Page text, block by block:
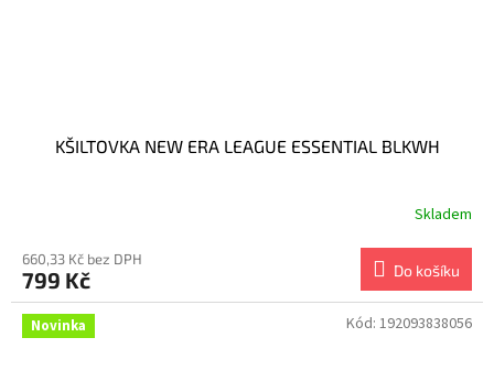
KŠILTOVKA NEW ERA LEAGUE ESSENTIAL BLKWH
Skladem
660,33 Kč bez DPH
799 Kč Do košíku
Novinka Kód: 192093838056